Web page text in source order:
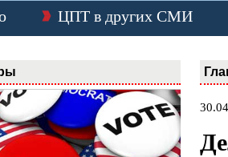
ЦПТ в других СМИ